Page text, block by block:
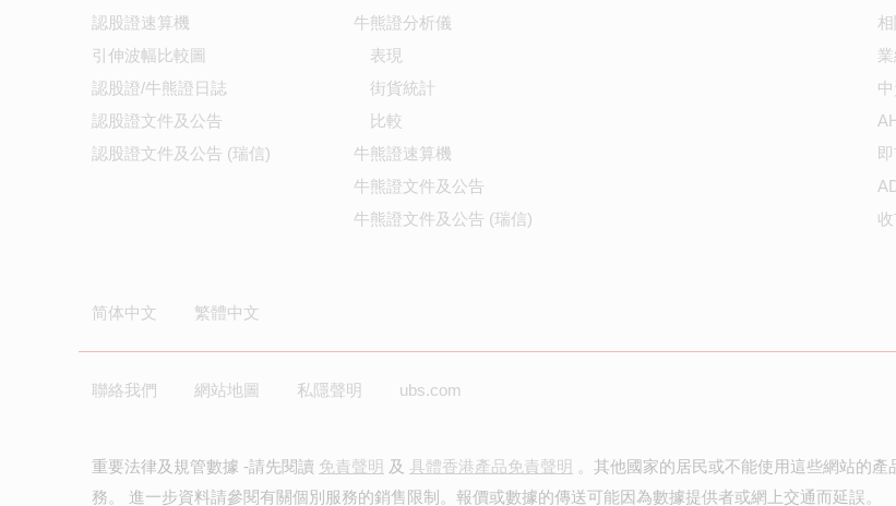
認股證速算機
引伸波幅比較圖
認股證/牛熊證日誌
認股證文件及公告
認股證文件及公告 (瑞信)
牛熊證分析儀
表現
街貨統計
比較
牛熊證速算機
牛熊證文件及公告
牛熊證文件及公告 (瑞信)
简体中文 繁體中文
聯絡我們 網站地圖 私隱聲明 ubs.com
重要法律及規管數據 -請先閱讀 免責聲明 及 具體香港產品免責聲明 。其他國家的居民或不能使用這些網站的產
務。 進一步資料請參閱有關個別服務的銷售限制。報價或數據的傳送可能因為數據提供者或網上交通而延誤。